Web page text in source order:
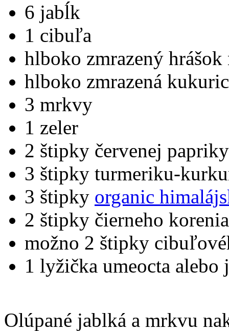
6 jabĺk
1 cibuľa
hlboko zmrazený hrášok
hlboko zmrazená
3 mrkvy
1 zeler
2 štipky červenej papriky
3 štipky turmeriku-
3 štipky organic
2 štipky čierneho korenia
možno 2 štipky
1 lyžička umeocta alebo
Olúpané jablká a mrkvu